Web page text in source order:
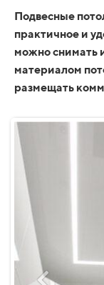
Подвесные
практичное и
можно снимать
материалом
размещать